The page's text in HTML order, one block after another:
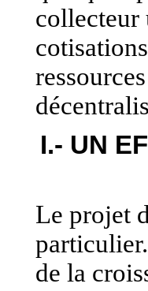
collecteur
I.- UN
Le projet
de la